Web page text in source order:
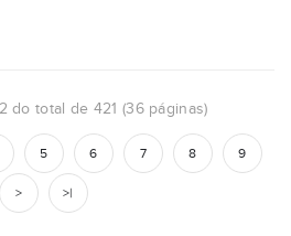
do total de 421 (36 páginas)
5 6 7 8 9
> >|